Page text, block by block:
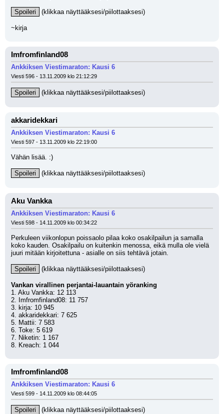
Spoileri (klikkaa näyttääksesi/piilottaaksesi)
~kirja
Imfromfinland08
Ankkiksen Viestimaraton: Kausi 6
Viesti 596 - 13.11.2009 klo 21:12:29
Spoileri (klikkaa näyttääksesi/piilottaaksesi)
akkaridekkari
Ankkiksen Viestimaraton: Kausi 6
Viesti 597 - 13.11.2009 klo 22:19:00
Vähän lisää. :)
Spoileri (klikkaa näyttääksesi/piilottaaksesi)
Aku Vankka
Ankkiksen Viestimaraton: Kausi 6
Viesti 598 - 14.11.2009 klo 00:34:22
Perkuleen viikonlopun poissaolo pilaa koko osakilpailun ja samalla
koko kauden. Osakilpailu on kuitenkin menossa, eikä mulla ole vielä
juuri mitään kirjoitettuna - asialle on siis tehtävä jotain.
Spoileri (klikkaa näyttääksesi/piilottaaksesi)
Vankan virallinen perjantai-lauantain yöranking
1. Aku Vankka: 12 113
2. Imfromfinland08: 11 757
3. kirja: 10 945
4. akkaridekkari: 7 625
5. Mattii: 7 583
6. Toke: 5 619
7. Niketin: 1 167
8. Kreach: 1 044
Imfromfinland08
Ankkiksen Viestimaraton: Kausi 6
Viesti 599 - 14.11.2009 klo 08:44:05
Spoileri (klikkaa näyttääksesi/piilottaaksesi)